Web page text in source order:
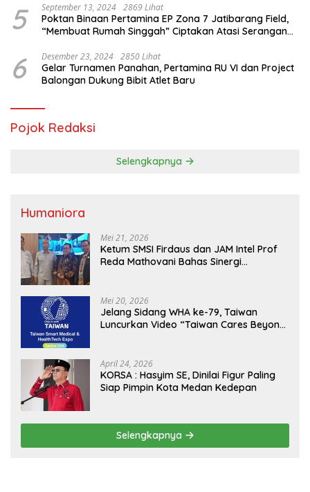
5 September 13, 2024 2869 Lihat
Poktan Binaan Pertamina EP Zona 7 Jatibarang Field,
“Membuat Rumah Singgah” Ciptakan Atasi Serangan
6 Desember 23, 2024 2850 Lihat
Gelar Turnamen Panahan, Pertamina RU VI dan Project
Balongan Dukung Bibit Atlet Baru
Pojok Redaksi
Selengkapnya
Humaniora
Mei 21, 2026
Ketum SMSI Firdaus dan JAM Intel Prof
Reda Mathovani Bahas Sinergi
MBG, Perkuat Pengawasan Program
Pemerintah
Mei 20, 2026
Jelang Sidang WHA ke-79, Taiwan
Luncurkan Video “Taiwan Cares Beyond
April 24, 2026
KORSA : Hasyim SE, Dinilai Figur Paling
Siap Pimpin Kota Medan Kedepan
Selengkapnya